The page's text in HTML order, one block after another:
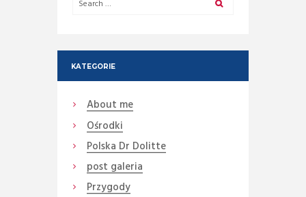
KATEGORIE
About me
Ośrodki
Polska Dr Dolitte
post galeria
Przygody